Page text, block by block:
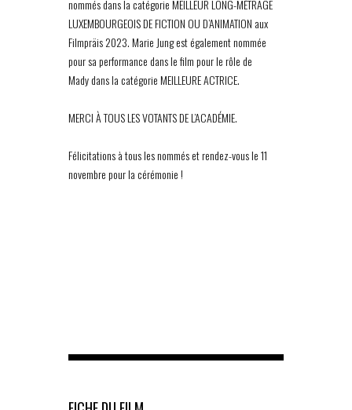
nommés dans la catégorie MEILLEUR LONG-MÉTRAGE
LUXEMBOURGEOIS DE FICTION OU D’ANIMATION aux
Filmpräis 2023. Marie Jung est également nommée
pour sa performance dans le film pour le rôle de
Mady dans la catégorie MEILLEURE ACTRICE.
MERCI À TOUS LES VOTANTS DE L’ACADÉMIE.
Félicitations à tous les nommés et rendez-vous le 11
novembre pour la cérémonie !